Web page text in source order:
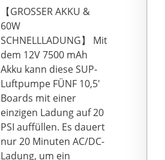
mm) zur genauen
Druckanzeige und
klappbarer T-Griff für
komfortables Pumpen.
ROBUST & LANGLEBIG -
Widerstandsfähiges
Aluminium und
hochwertiger
Kunststoff macht die
Pumpe besonders
robust und sorgt dafür,
【GROSSER AKKU &
60W
SCHNELLLADUNG】 Mit
dem 12V 7500 mAh
Akku kann diese SUP-
Luftpumpe FÜNF 10,5'
Boards mit einer
einzigen Ladung auf 20
PSI auffüllen. Es dauert
nur 20 Minuten AC/DC-
Ladung, um ein